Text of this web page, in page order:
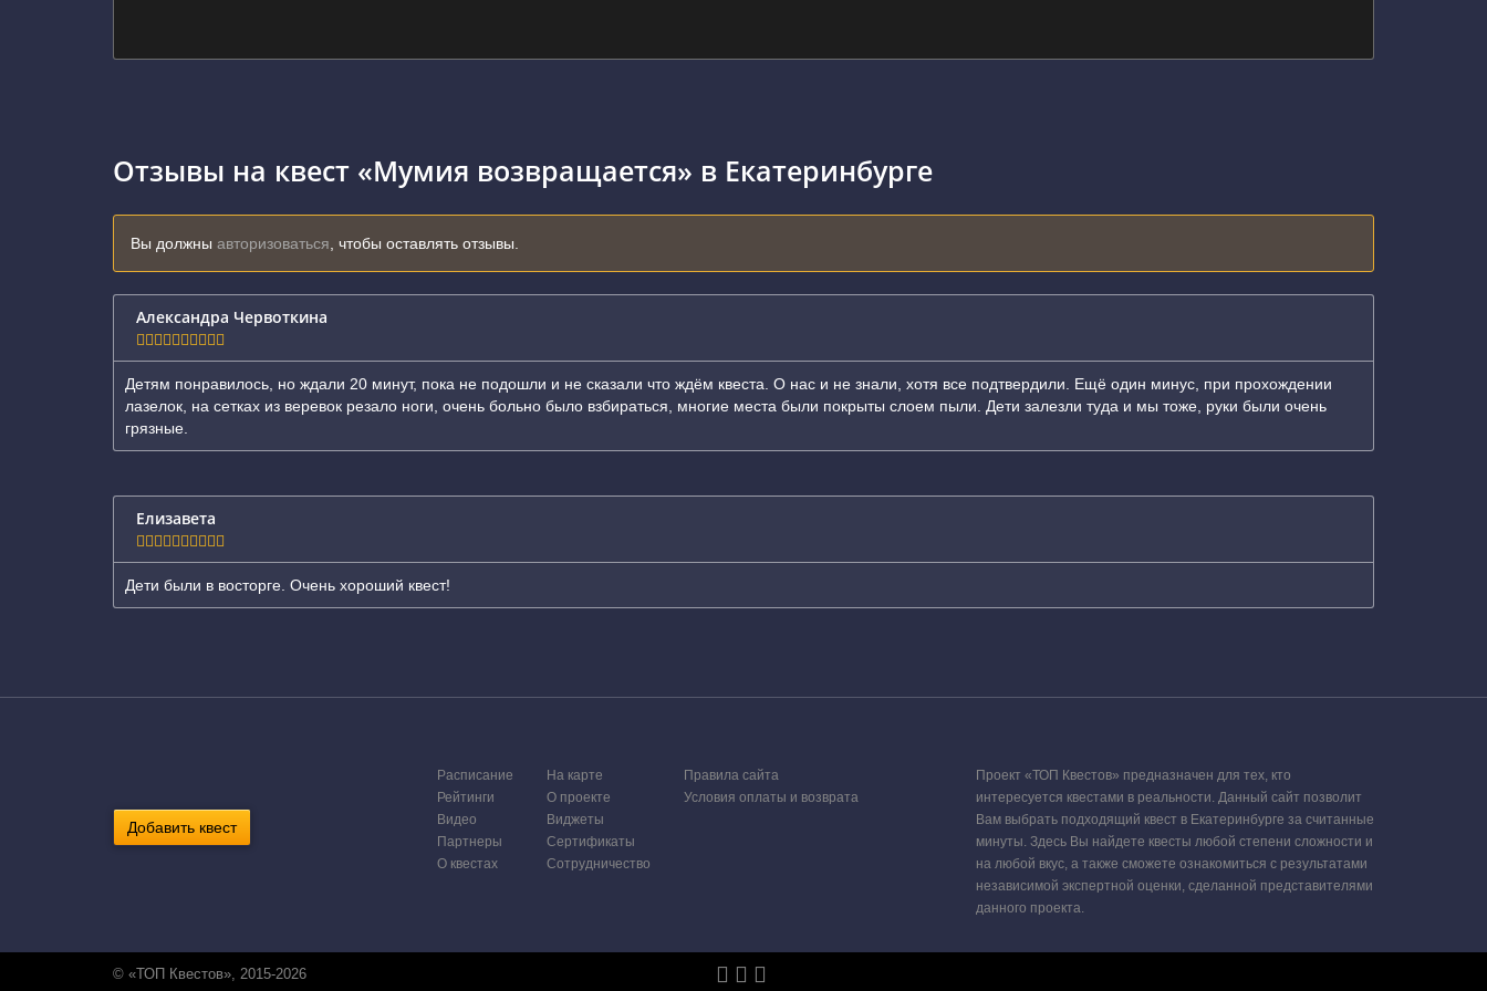
Отзывы на квест «Мумия возвращается» в Екатеринбурге
Вы должны авторизоваться , чтобы оставлять отзывы.
Александра Червоткина
Детям понравилось, но ждали 20 минут, пока не подошли и не сказали что ждём квеста. О нас и не знали, хотя все подтвердили. Ещё один минус, при прохождении
лазелок, на сетках из веревок резало ноги, очень больно было взбираться, многие места были покрыты слоем пыли. Дети залезли туда и мы тоже, руки были очень
грязные.
Елизавета
Дети были в восторге. Очень хороший квест!
Добавить квест
Расписание
Рейтинги
Видео
Партнеры
О квестах
На карте
О проекте
Виджеты
Сертификаты
Сотрудничество
Правила сайта
Условия оплаты и возврата
Проект «ТОП Квестов» предназначен для тех, кто
интересуется квестами в реальности. Данный сайт позволит
Вам выбрать подходящий квест в Екатеринбурге за считанные
минуты. Здесь Вы найдете квесты любой степени сложности и
на любой вкус, а также сможете ознакомиться с результатами
независимой экспертной оценки, сделанной представителями
данного проекта.
© «ТОП Квестов», 2015-2026